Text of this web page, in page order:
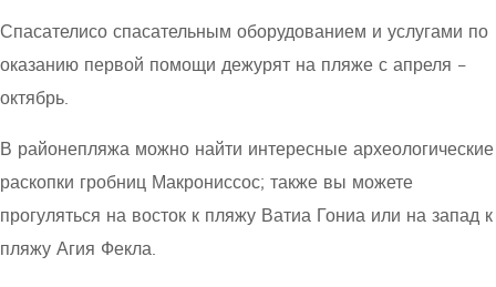
Спасателисо спасательным оборудованием и услугами по
оказанию первой помощи дежурят на пляже с апреля –
октябрь.
В районепляжа можно найти интересные археологические
раскопки гробниц Макрониссос; также вы можете
прогуляться на восток к пляжу Ватиа Гониа или на запад к
пляжу Агия Фекла.